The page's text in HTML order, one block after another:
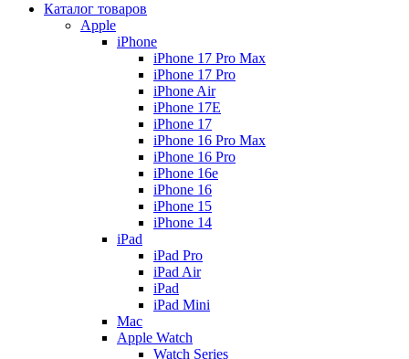
Каталог товаров
Apple
iPhone
iPhone 17 Pro Max
iPhone 17 Pro
iPhone Air
iPhone 17E
iPhone 17
iPhone 16 Pro Max
iPhone 16 Pro
iPhone 16e
iPhone 16
iPhone 15
iPhone 14
iPad
iPad Pro
iPad Air
iPad
iPad Mini
Mac
Apple Watch
Watch Series